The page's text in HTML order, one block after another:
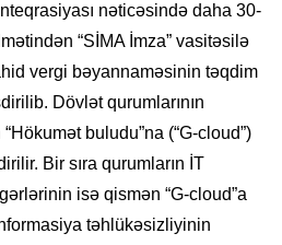
nəticəsində daha 30-
“SİMA İmza” vasitəsilə
vergi bəyannaməsinin təqdim
Dövlət qurumlarının
buludu”na (“G-cloud”)
Bir sıra qurumların İT
isə qismən “G-cloud”a
təhlükəsizliyinin